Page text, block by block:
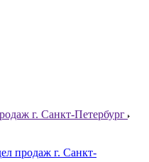
г. Санкт-Петербург
продаж г. Санкт-